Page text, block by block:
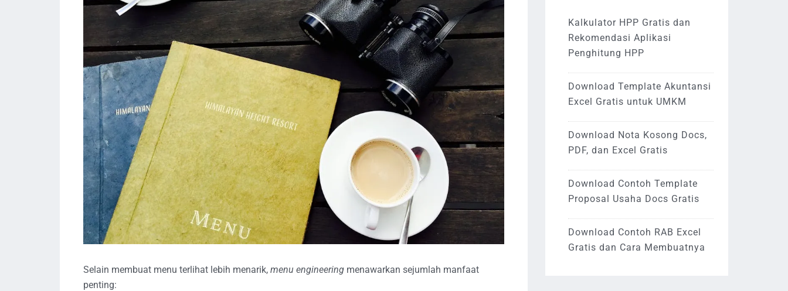
Selain membuat menu terlihat lebih menarik, menu engineering menawarkan sejumlah manfaat
penting:
Kalkulator HPP Gratis dan
Rekomendasi Aplikasi
Penghitung HPP
Download Template Akuntansi
Excel Gratis untuk UMKM
Download Nota Kosong Docs,
PDF, dan Excel Gratis
Download Contoh Template
Proposal Usaha Docs Gratis
Download Contoh RAB Excel
Gratis dan Cara Membuatnya